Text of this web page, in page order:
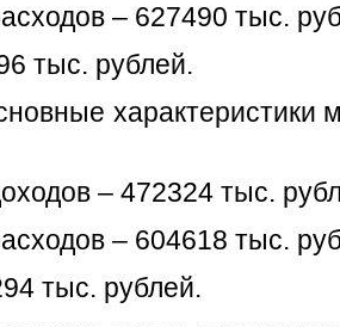
– 627490 тыс.
тыс. рублей.
характеристики
– 472324 тыс.
– 604618 тыс.
тыс. рублей.